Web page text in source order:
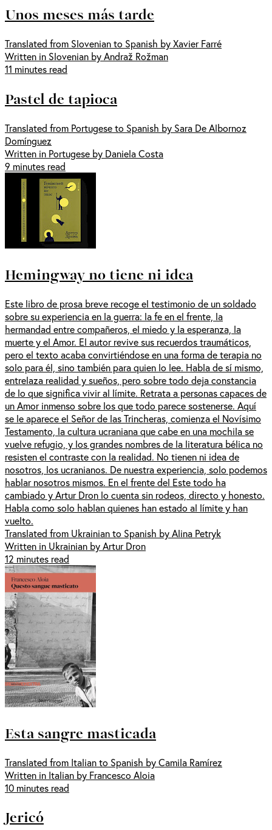
Unos meses más tarde
Translated from Slovenian to Spanish by Xavier Farré
Written in Slovenian by Andraž Rožman
11 minutes read
Pastel de tapioca
Translated from Portugese to Spanish by Sara De Albornoz
Domínguez
Written in Portugese by Daniela Costa
9 minutes read
Hemingway no tiene ni idea
Este libro de prosa breve recoge el testimonio de un soldado
sobre su experiencia en la guerra: la fe en el frente, la
hermandad entre compañeros, el miedo y la esperanza, la
muerte y el Amor. El autor revive sus recuerdos traumáticos,
pero el texto acaba convirtiéndose en una forma de terapia no
solo para él, sino también para quien lo lee. Habla de sí mismo,
entrelaza realidad y sueños, pero sobre todo deja constancia
de lo que significa vivir al límite. Retrata a personas capaces de
un Amor inmenso sobre los que todo parece sostenerse. Aquí
se le aparece el Señor de las Trincheras, comienza el Novísimo
Testamento, la cultura ucraniana que cabe en una mochila se
vuelve refugio, y los grandes nombres de la literatura bélica no
resisten el contraste con la realidad. No tienen ni idea de
nosotros, los ucranianos. De nuestra experiencia, solo podemos
hablar nosotros mismos. En el frente del Este todo ha
cambiado y Artur Dron lo cuenta sin rodeos, directo y honesto.
Habla como solo hablan quienes han estado al límite y han
vuelto.
Translated from Ukrainian to Spanish by Alina Petryk
Written in Ukrainian by Artur Dron
12 minutes read
Esta sangre masticada
Translated from Italian to Spanish by Camila Ramírez
Written in Italian by Francesco Aloia
10 minutes read
Jericó